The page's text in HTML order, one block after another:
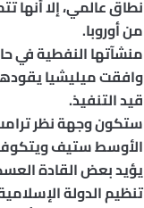
نطاق عالمي، إلا أنها
من أوروبا.
منشآتها النفطية في
وافقت ميليشيا
قيد التنفيذ.
ستكون وجهة نظر
الأوسط ستيف
يؤيد بعض القادة
تنظيم الدولة